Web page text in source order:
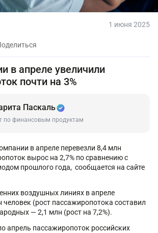
1 июня 2025
в апреле увеличили
почти на 3%
Паскаль
по финансовым продуктам
в апреле перевезли 8,4 млн
вырос на 2,7% по сравнению с
прошлого года, сообщается на сайте
воздушных линиях в апреле
человек (рост пассажиропотока составил
— 2,1 млн (рост на 7,2%).
апрель пассажиропоток российских